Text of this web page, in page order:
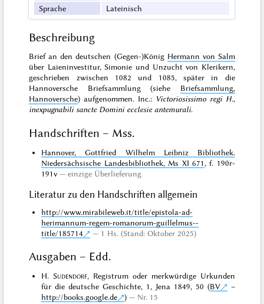
Sprache
Lateinisch
Beschreibung
Brief an den deutschen (Gegen-)König Hermann von Salm
über Laieninvestitur, Simonie und Unzucht von Klerikern,
geschrieben zwischen 1082 und 1085, später in die
Hannoversche Briefsammlung (siehe Briefsammlung,
Hannoversche) aufgenommen. Inc.: Victoriosissimo regi H.,
inexpugnabili sancte Domini ecclesie antemurali.
Handschriften – Mss.
Hannover, Gottfried Wilhelm Leibniz Bibliothek.
Niedersächsische Landesbibliothek, Ms XI 671 , f. 190r-
191v
einzige Überlieferung
Literatur zu den Handschriften allgemein
http://www.mirabileweb.it/title/epistola-ad-
herimannum-regem-romanorum-guillelmus--
title/185714
1 Hs. (Stand: Oktober 2025)
Ausgaben – Edd.
H. Sudendorf, Registrum oder merkwürdige Urkunden
für die deutsche Geschichte, 1, Jena 1849, 50 (BV
–
http://books.google.de
)
Nr. 15